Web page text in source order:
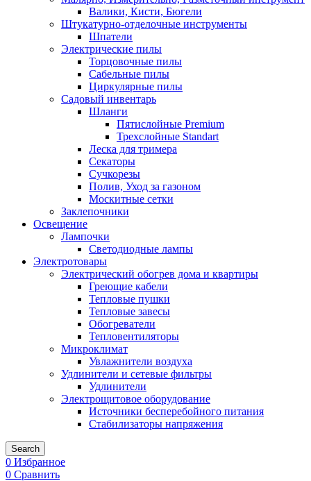
Валики, Кисти, Бюгели
Штукатурно-отделочные инструменты
Шпатели
Электрические пилы
Торцовочные пилы
Сабельные пилы
Циркулярные пилы
Садовый инвентарь
Шланги
Пятислойные Premium
Трехслойные Standart
Леска для тримера
Секаторы
Сучкорезы
Полив, Уход за газоном
Москитные сетки
Заклепочники
Освещение
Лампочки
Светодиодные лампы
Электротовары
Электрический обогрев дома и квартиры
Греющие кабели
Тепловые пушки
Тепловые завесы
Обогреватели
Тепловентиляторы
Микроклимат
Увлажнители воздуха
Удлинители и сетевые фильтры
Удлинители
Электрощитовое оборудование
Источники бесперебойного питания
Стабилизаторы напряжения
Search
0 Избранное
0 Сравнить